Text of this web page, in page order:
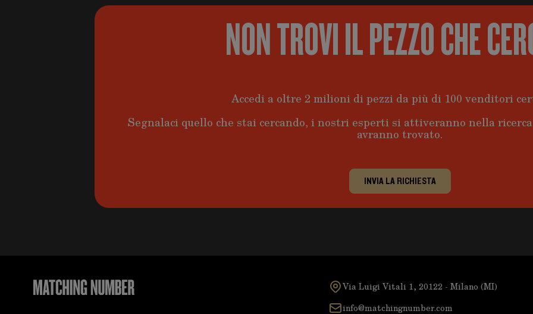
NON TROVI IL PEZZO CHE
Accedi a oltre 2 milioni di pezzi da più di 100 venditori
Segnalaci quello che stai cercando, i nostri esperti si attiveranno nella
avranno trovato.
INVIA LA RICHIESTA
Via Luigi Vitali 1, 20122 - Milano (MI)
info@matchingnumber.com